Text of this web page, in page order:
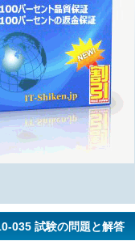
035 試験の問題と解答